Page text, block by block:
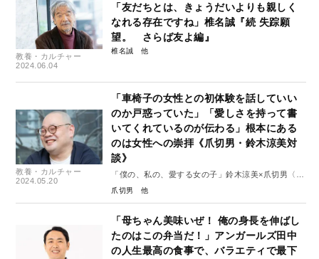
教養・カルチャー
2024.06.04
「友だちとは、きょうだいよりも親しく
なれる存在ですね」椎名誠『続 失踪願
望。 さらば友よ編』
椎名誠
教養・カルチャー
2024.05.20
「車椅子の女性との初体験を話していい
のか戸惑っていた」「愛しさを持って書
いてくれているのが伝わる」根本にある
のは女性への崇拝《爪切男・鈴木涼美対
談》
「僕の、私の、愛する女の子」鈴木涼美×爪切男〈対
談・後編〉
爪切男
「母ちゃん美味いぜ！ 俺の身長を伸ばし
たのはこの弁当だ！」アンガールズ田中
の人生最高の食事で、バラエティで最下